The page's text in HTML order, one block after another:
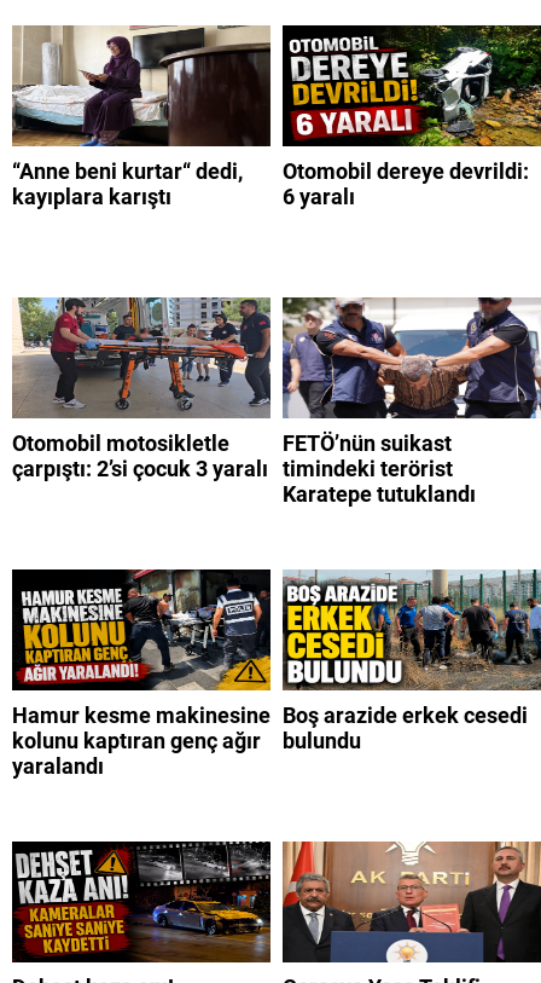
“Anne beni kurtar“ dedi,
kayıplara karıştı
Otomobil dereye devrildi:
6 yaralı
Otomobil motosikletle
çarpıştı: 2’si çocuk 3 yaralı
FETÖ’nün suikast
timindeki terörist
Karatepe tutuklandı
Hamur kesme makinesine
kolunu kaptıran genç ağır
yaralandı
Boş arazide erkek cesedi
bulundu